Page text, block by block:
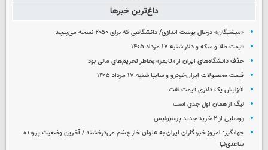
داغ‌ترین خبرها
«میشیگان» درحال پوست اندازی/ دانشگاهی که برای ۲۰۵۰ نسخه می‌پیچد
قیمت طلا و سکه و دلار شنبه ۱۷ مرداد ۱۴۰۵
حذف دانشگاه‌های ایران از «تایمز» بخاطر تحریم‌های مالی بود
قیمت محصولات ایران‌خودرو و سایپا شنبه ۱۷ مرداد ۱۴۰۵
افزایش یک دلاری قیمت نفت
لیگ از همان اول جدی است
رونمایی از ۲ خرید جدید پرسپولیس
جهانگیر: امروز خبرنگاران ایران به عنوان خار چشم می‌درخشند / آخرین وضعیت پرونده
ساعدی‌نیا